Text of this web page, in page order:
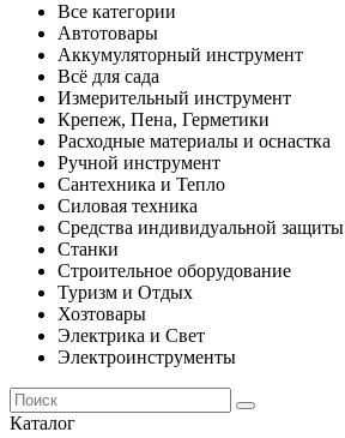
Все категории
Автотовары
Аккумуляторный инструмент
Всё для сада
Измерительный инструмент
Крепеж, Пена, Герметики
Расходные материалы и оснастка
Ручной инструмент
Сантехника и Тепло
Силовая техника
Средства индивидуальной защиты
Станки
Строительное оборудование
Туризм и Отдых
Хозтовары
Электрика и Свет
Электроинструменты
Каталог